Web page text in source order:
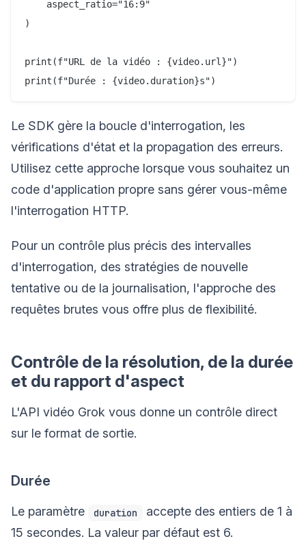
    aspect_ratio="16:9"
)
print(f"URL de la vidéo : {video.url}")
Le SDK gère la boucle d'interrogation, les
vérifications d'état et la propagation des erreurs.
Utilisez cette approche lorsque vous souhaitez un
code d'application propre sans gérer vous-même
l'interrogation HTTP.
Pour un contrôle plus précis des intervalles
d'interrogation, des stratégies de nouvelle
tentative ou de la journalisation, l'approche des
requêtes brutes vous offre plus de flexibilité.
Contrôle de la résolution, de la durée
et du rapport d'aspect
L'API vidéo Grok vous donne un contrôle direct
sur le format de sortie.
Durée
Le paramètre duration
accepte des entiers de 1 à
15 secondes. La valeur par défaut est 6.